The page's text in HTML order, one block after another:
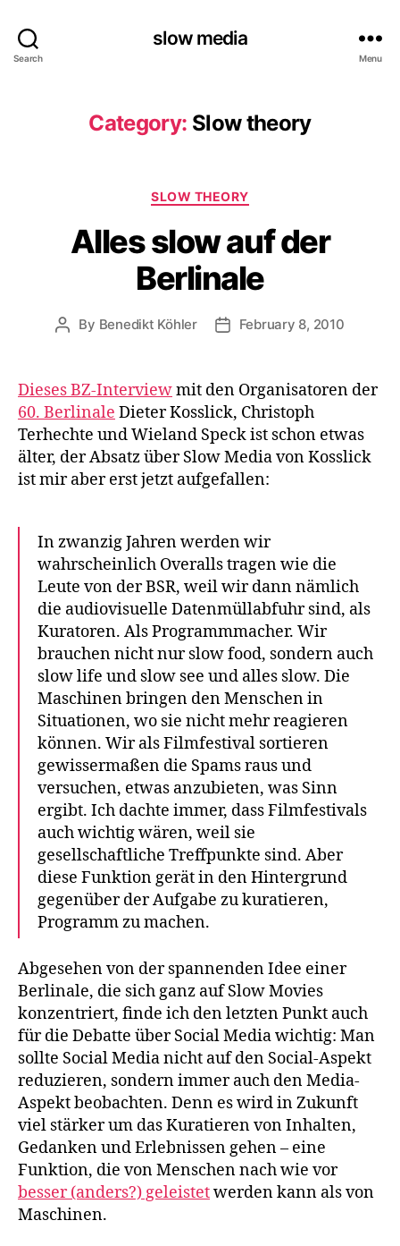
Search
slow media
Menu
Category: Slow theory
Categories
SLOW THEORY
Alles slow auf der
Berlinale
Post
By Benedikt Köhler
PostFebruary 8, 2010
Dieses BZ-Interviewmit den Organisatoren der
60. Berlinale Dieter Kosslick, Christoph
Terhechte und Wieland Speck ist schon etwas
älter, der Absatz über Slow Media von Kosslick
ist mir aber erst jetzt aufgefallen:
In zwanzig Jahren werden wir
wahrscheinlich Overalls tragen wie die
Leute von der BSR, weil wir dann nämlich
die audiovisuelle Datenmüllabfuhr sind, als
Kuratoren. Als Programmmacher. Wir
brauchen nicht nur slow food, sondern auch
slow life und slow see und alles slow. Die
Maschinen bringen den Menschen in
Situationen, wo sie nicht mehr reagieren
können. Wir als Filmfestival sortieren
gewissermaßen die Spams raus und
versuchen, etwas anzubieten, was Sinn
ergibt. Ich dachte immer, dass Filmfestivals
auch wichtig wären, weil sie
gesellschaftliche Treffpunkte sind. Aber
diese Funktion gerät in den Hintergrund
gegenüber der Aufgabe zu kuratieren,
Programm zu machen.
Abgesehen von der spannenden Idee einer
Berlinale, die sich ganz auf Slow Movies
konzentriert, finde ich den letzten Punkt auch
für die Debatte über Social Media wichtig: Man
sollte Social Media nicht auf den Social-Aspekt
reduzieren, sondern immer auch den Media-
Aspekt beobachten. Denn es wird in Zukunft
viel stärker um das Kuratieren von Inhalten,
Gedanken und Erlebnissen gehen – eine
Funktion, die von Menschen nach wie vor
besser (anders?) geleistetwerden kann als von
Maschinen.